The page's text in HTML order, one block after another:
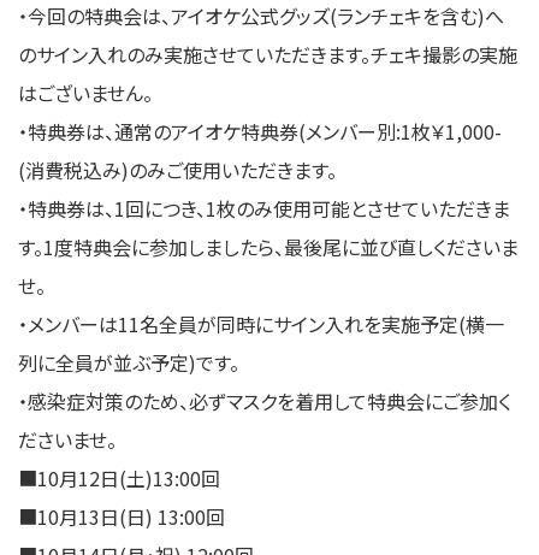
・今回の特典会は、アイオケ公式グッズ(ランチェキを含む)へ
のサイン入れのみ実施させていただきます。チェキ撮影の実施
はございません。
・特典券は、通常のアイオケ特典券(メンバー別:1枚￥1,000-
(消費税込み)のみご使用いただきます。
・特典券は、1回につき、1枚のみ使用可能とさせていただきま
す。1度特典会に参加しましたら、最後尾に並び直しくださいま
せ。
・メンバーは11名全員が同時にサイン入れを実施予定(横一
列に全員が並ぶ予定)です。
・感染症対策のため、必ずマスクを着用して特典会にご参加く
ださいませ。
■10⽉12⽇(土)13:00回
■10⽉13⽇(日) 13:00回